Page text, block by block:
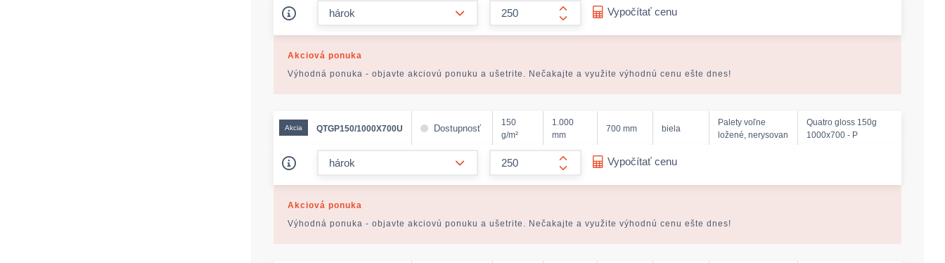
form.increase-amount
Vypočítať cenu
Akciová ponuka
Výhodná ponuka - objavte akciovú ponuku a ušetrite. Nečakajte a využite výhodnú cenu ešte dnes!
Akcia QTGP150/1000X700U Dostupnosť
150
g/m²
1.000
mm
700 mm biela
Palety voľne
ložené, nerysovan
Quatro gloss 150g
1000x700 - P
form.increase-amount
Vypočítať cenu
Akciová ponuka
Výhodná ponuka - objavte akciovú ponuku a ušetrite. Nečakajte a využite výhodnú cenu ešte dnes!